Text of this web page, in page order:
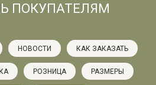
ПОКУПАТЕЛЯМ
НОВОСТИ КАК ЗАКАЗАТЬ
РОЗНИЦА РАЗМЕРЫ